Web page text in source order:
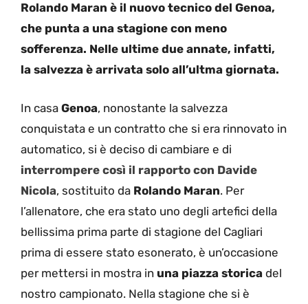
Rolando Maran è il nuovo tecnico del Genoa,
che punta a una stagione con meno
sofferenza. Nelle ultime due annate, infatti,
la salvezza è arrivata solo all’ultma giornata.
In casa Genoa, nonostante la salvezza
conquistata e un contratto che si era rinnovato in
automatico, si è deciso di cambiare e di
interrompere così il rapporto con Davide
Nicola, sostituito da Rolando Maran. Per
l’allenatore, che era stato uno degli artefici della
bellissima prima parte di stagione del Cagliari
prima di essere stato esonerato, è un’occasione
per mettersi in mostra in una piazza storica del
nostro campionato. Nella stagione che si è